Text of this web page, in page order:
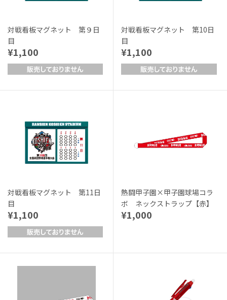
対戦看板マグネット 第９日
目
¥1,100
対戦看板マグネット 第10日
目
¥1,100
対戦看板マグネット 第11日
目
¥1,100
熱闘甲子園×甲子園球場コラ
ボ ネックストラップ【赤】
¥1,000